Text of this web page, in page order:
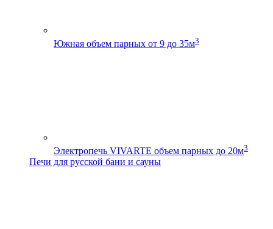
Южная объем парных от 9 до 35м3
Электропечь VIVARTE объем парных до 20м3
Печи для русской бани и сауны